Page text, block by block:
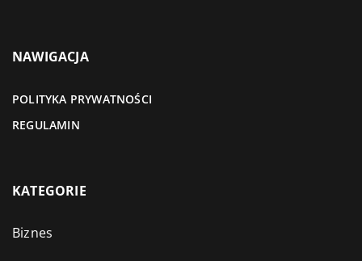
NAWIGACJA
POLITYKA PRYWATNOŚCI
REGULAMIN
KATEGORIE
Biznes